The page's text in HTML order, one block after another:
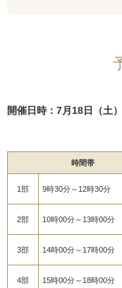
開催日時：7月18日（土）
時間帯
1部 9時30分～12時30分
2部 10時00分～13時00分
3部 14時00分～17時00分
4部 15時00分～18時00分